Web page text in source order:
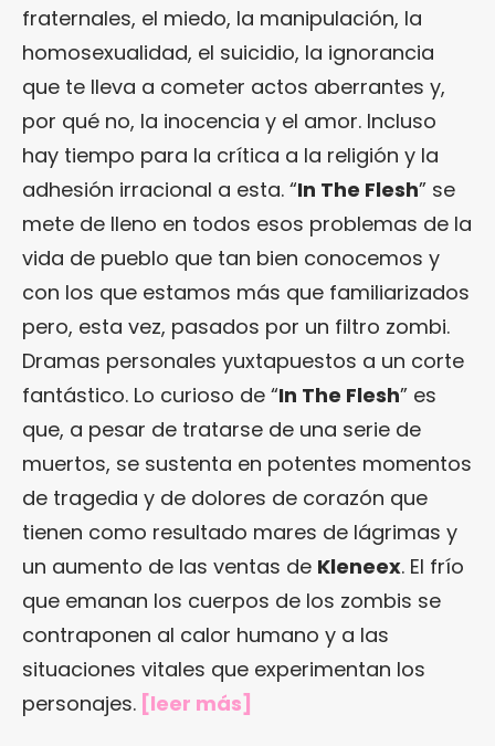
fraternales, el miedo, la manipulación, la
homosexualidad, el suicidio, la ignorancia
que te lleva a cometer actos aberrantes y,
por qué no, la inocencia y el amor. Incluso
hay tiempo para la crítica a la religión y la
adhesión irracional a esta. “In The Flesh” se
mete de lleno en todos esos problemas de la
vida de pueblo que tan bien conocemos y
con los que estamos más que familiarizados
pero, esta vez, pasados por un filtro zombi.
Dramas personales yuxtapuestos a un corte
fantástico. Lo curioso de “In The Flesh” es
que, a pesar de tratarse de una serie de
muertos, se sustenta en potentes momentos
de tragedia y de dolores de corazón que
tienen como resultado mares de lágrimas y
un aumento de las ventas de Kleneex. El frío
que emanan los cuerpos de los zombis se
contraponen al calor humano y a las
situaciones vitales que experimentan los
personajes. [leer más]